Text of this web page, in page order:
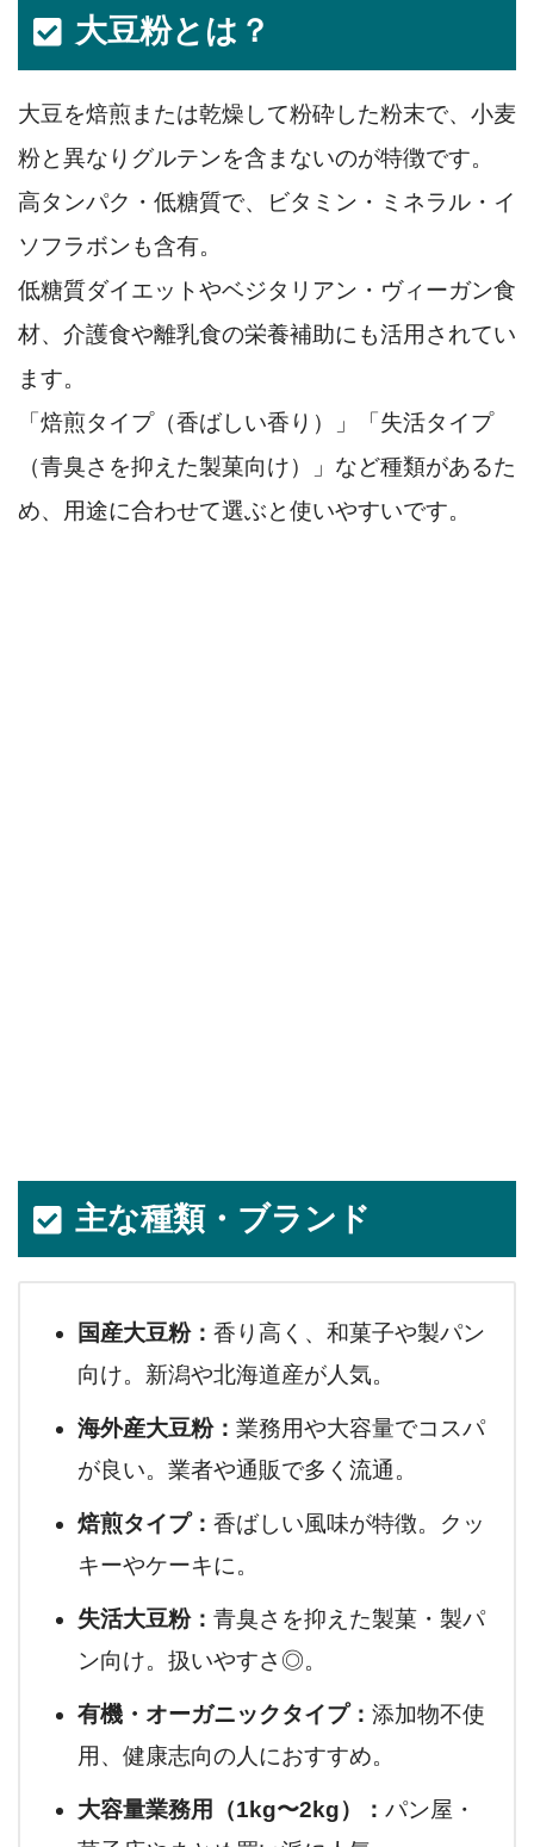
大豆粉とは？
大豆を焙煎または乾燥して粉砕した粉末で、小麦
粉と異なりグルテンを含まないのが特徴です。
高タンパク・低糖質で、ビタミン・ミネラル・イ
ソフラボンも含有。
低糖質ダイエットやベジタリアン・ヴィーガン食
材、介護食や離乳食の栄養補助にも活用されてい
ます。
「焙煎タイプ（香ばしい香り）」「失活タイプ
（青臭さを抑えた製菓向け）」など種類があるた
め、用途に合わせて選ぶと使いやすいです。
主な種類・ブランド
国産大豆粉： 香り高く、和菓子や製パン
向け。新潟や北海道産が人気。
海外産大豆粉： 業務用や大容量でコスパ
が良い。業者や通販で多く流通。
焙煎タイプ： 香ばしい風味が特徴。クッ
キーやケーキに。
失活大豆粉： 青臭さを抑えた製菓・製パ
ン向け。扱いやすさ◎。
有機・オーガニックタイプ： 添加物不使
用、健康志向の人におすすめ。
大容量業務用（1kg〜2kg）： パン屋・